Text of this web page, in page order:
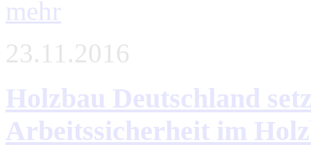
mehr
23.11.2016
Holzbau Deutschland
Arbeitssicherheit im